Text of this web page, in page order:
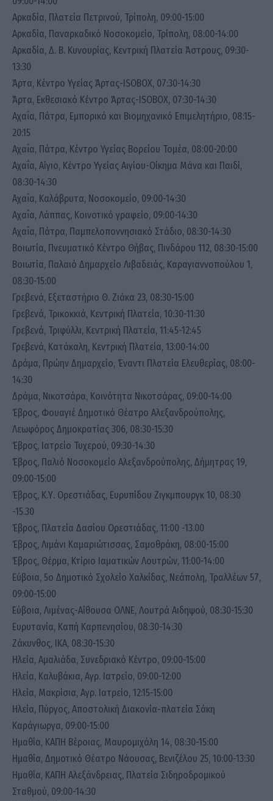
Αρκαδία, Πλατεία Πετρινού, Τρίπολη, 09:00-15:00
Αρκαδία, Παναρκαδικό Νοσοκομείο, Τρίπολη, 08:00-14:00
Αρκαδία, Δ. Β. Κυνουρίας, Κεντρική Πλατεία Άστρους, 09:30-
13:30
Άρτα, Κέντρο Υγείας Άρτας-ISOBOX, 07:30-14:30
Άρτα, Εκθεσιακό Κέντρο Άρτας-ISOBOX, 07:30-14:30
Αχαΐα, Πάτρα, Εμπορικό και Βιομηχανικό Επιμελητήριο, 08:15-
20:15
Αχαΐα, Πάτρα, Κέντρο Υγείας Βορείου Τομέα, 08:00-20:00
Αχαΐα, Αίγιο, Κέντρο Υγείας Αιγίου-Οίκημα Μάνα και Παιδί,
08:30-14:30
Αχαΐα, Καλάβρυτα, Νοσοκομείο, 09:00-14:30
Αχαΐα, Λάππας, Κοινοτικό γραφείο, 09:00-14:30
Αχαΐα, Πάτρα, Παμπελοποννησιακό Στάδιο, 08:30-14:30
Βοιωτία, Πνευματικό Κέντρο Θήβας, Πινδάρου 112, 08:30-15:00
Βοιωτία, Παλαιό Δημαρχείο Λιβαδειάς, Καραγιαννοπούλου 1,
08:30-15:00
Γρεβενά, Εξεταστήριο Θ. Ζιάκα 23, 08:30-15:00
Γρεβενά, Τρικοκκιά, Κεντρική Πλατεία, 10:30-11:30
Γρεβενά, Τριφύλλι, Κεντρική Πλατεία, 11:45-12:45
Γρεβενά, Κατάκαλη, Κεντρική Πλατεία, 13:00-14:00
Δράμα, Πρώην Δημαρχείο, Έναντι Πλατεία Ελευθερίας, 08:00-
14:30
Δράμα, Νικοτσάρα, Κοινότητα Νικοτσάρας, 09:00-14:00
Έβρος, Φουαγιέ Δημοτικό Θέατρο Αλεξανδρούπολης,
Λεωφόρος Δημοκρατίας 306, 08:30-15:30
Έβρος, Ιατρείο Τυχερού, 09:30-14:30
Έβρος, Παλιό Νοσοκομείο Αλεξανδρούπολης, Δήμητρας 19,
09:00-15:00
Έβρος, Κ.Υ. Ορεστιάδας, Ευρυπίδου Ζιγκμπουργκ 10, 08:30
-15.30
Έβρος, Πλατεία Δασίου Ορεστιάδας, 11:00 -13.00
Έβρος, Λιμάνι Καμαριώτισσας, Σαμοθράκη, 08:00-15:00
Έβρος, Θέρμα, Κτίριο Ιαματικών Λουτρών, 11:00-14:00
Εύβοια, 5ο Δημοτικό Σχολείο Χαλκίδας, Νεάπολη, Τραλλέων 57,
09:00-15:00
Εύβοια, Λιμένας-Αίθουσα ΟΛΝΕ, Λουτρά Αιδηψού, 08:30-15:30
Ευρυτανία, Καπή Καρπενησίου, 08:30-14:30
Ζάκυνθος, ΙΚΑ, 08:30-15:30
Ηλεία, Αμαλιάδα, Συνεδριακό Κέντρο, 09:00-15:00
Ηλεία, Καλυβάκια, Αγρ. Ιατρείο, 09:00-12:00
Ηλεία, Μακρίσια, Αγρ. Ιατρείο, 12:15-15:00
Ηλεία, Πύργος, Αποστολική Διακονία-πλατεία Σάκη
Καράγιωργα, 09:00-15:00
Ημαθία, ΚΑΠΗ Βέροιας, Μαυρομιχάλη 14, 08:30-15:00
Ημαθία, Δημοτικό Θέατρο Νάουσας, Βενιζέλου 25, 10:00-13:30
Ημαθία, ΚΑΠΗ Αλεξάνδρειας, Πλατεία Σιδηροδρομικού
Σταθμού, 09:00-14:30